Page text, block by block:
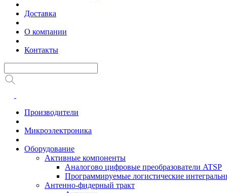
Доставка
О компании
Контакты
Производители
Микроэлектроника
Оборудование
Активные компоненты
Аналогово цифровые преобразователи ATSP
Программируемые логистические
Антенно-фидерный тракт